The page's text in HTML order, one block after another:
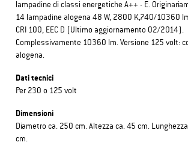
lampadine di classi energetiche A++ - E.
14 lampadine alogena 48 W, 2800 K,740/10360
CRI 100, EEC D (Ultimo aggiornamento 02/2014).
Complessivamente 10360 lm. Versione 125 volt:
alogena.
Dati tecnici
Per 230 o 125 volt
Dimensioni
Diametro ca. 250 cm. Altezza ca. 45 cm.
cm.